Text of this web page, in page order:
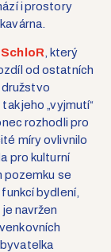
iprostory
SchloR , který
od ostatních
družstvo
jeho „vyjmutí“
rozhodli pro
míry ovlivnilo
pro kulturní
pozemku se
bydlení,
navržen